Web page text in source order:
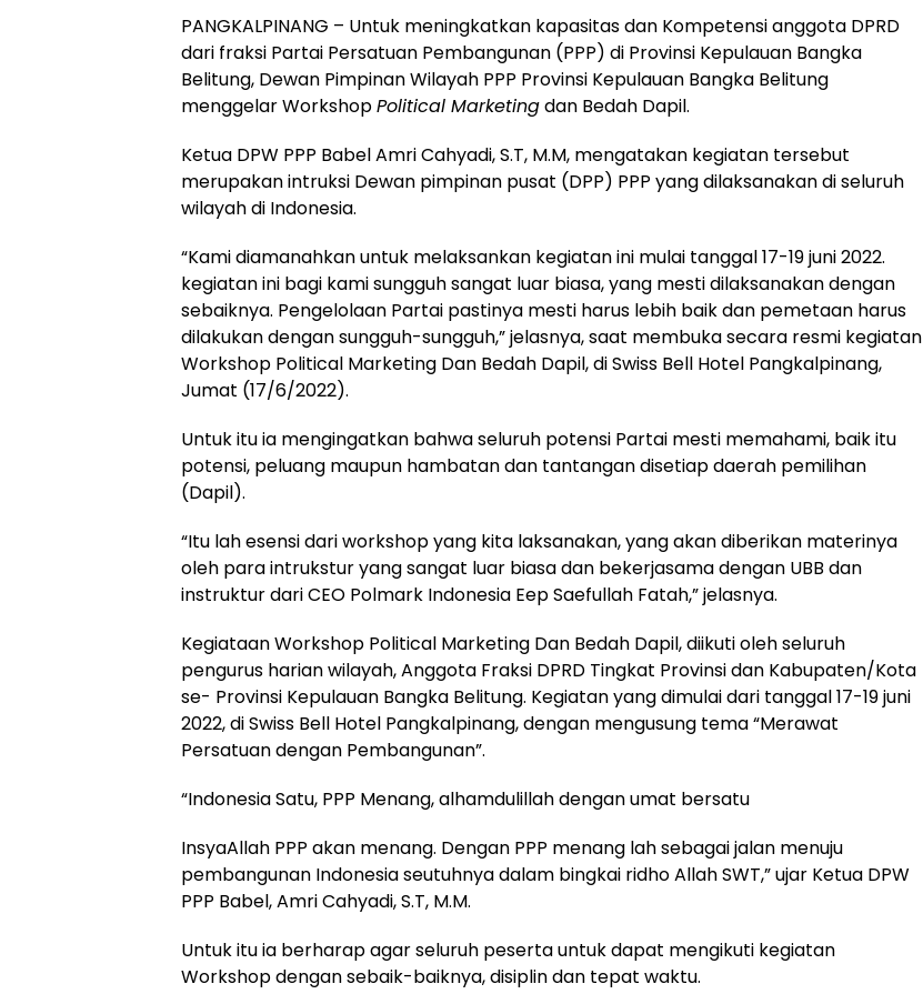
PANGKALPINANG – Untuk meningkatkan kapasitas dan Kompetensi anggota DPRD
dari fraksi Partai Persatuan Pembangunan (PPP) di Provinsi Kepulauan Bangka
Belitung, Dewan Pimpinan Wilayah PPP Provinsi Kepulauan Bangka Belitung
menggelar WorkshopPolitical Marketingdan Bedah Dapil.
Ketua DPW PPP Babel Amri Cahyadi, S.T, M.M, mengatakan kegiatan tersebut
merupakan intruksi Dewan pimpinan pusat (DPP) PPP yang dilaksanakan di seluruh
wilayah di Indonesia.
“Kami diamanahkan untuk melaksankan kegiatan ini mulai tanggal 17-19 juni 2022.
kegiatan ini bagi kami sungguh sangat luar biasa, yang mesti dilaksanakan dengan
sebaiknya. Pengelolaan Partai pastinya mesti harus lebih baik dan pemetaan harus
dilakukan dengan sungguh-sungguh,” jelasnya, saat membuka secara resmi kegiatan
Workshop Political Marketing Dan Bedah Dapil, di Swiss Bell Hotel Pangkalpinang,
Jumat (17/6/2022).
Untuk itu ia mengingatkan bahwa seluruh potensi Partai mesti memahami, baik itu
potensi, peluang maupun hambatan dan tantangan disetiap daerah pemilihan
(Dapil).
“Itu lah esensi dari workshop yang kita laksanakan, yang akan diberikan materinya
oleh para intrukstur yang sangat luar biasa dan bekerjasama dengan UBB dan
instruktur dari CEO Polmark Indonesia Eep Saefullah Fatah,” jelasnya.
Kegiataan Workshop Political Marketing Dan Bedah Dapil, diikuti oleh seluruh
pengurus harian wilayah, Anggota Fraksi DPRD Tingkat Provinsi dan Kabupaten/Kota
se- Provinsi Kepulauan Bangka Belitung. Kegiatan yang dimulai dari tanggal 17-19 juni
2022, di Swiss Bell Hotel Pangkalpinang, dengan mengusung tema “Merawat
Persatuan dengan Pembangunan”.
“Indonesia Satu, PPP Menang, alhamdulillah dengan umat bersatu
InsyaAllah PPP akan menang. Dengan PPP menang lah sebagai jalan menuju
pembangunan Indonesia seutuhnya dalam bingkai ridho Allah SWT,” ujar Ketua DPW
PPP Babel, Amri Cahyadi, S.T, M.M.
Untuk itu ia berharap agar seluruh peserta untuk dapat mengikuti kegiatan
Workshop dengan sebaik-baiknya, disiplin dan tepat waktu.